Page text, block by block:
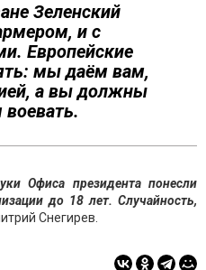
Зеленский
и с
Европейские
мы даём вам,
а вы должны
Офиса президента понесли
до 18 лет. Случайность,
Снегирев.